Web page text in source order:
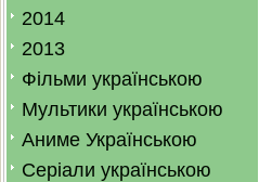
2014
2013
Фільми українською
Мультики українською
Аниме Українською
Серіали українською